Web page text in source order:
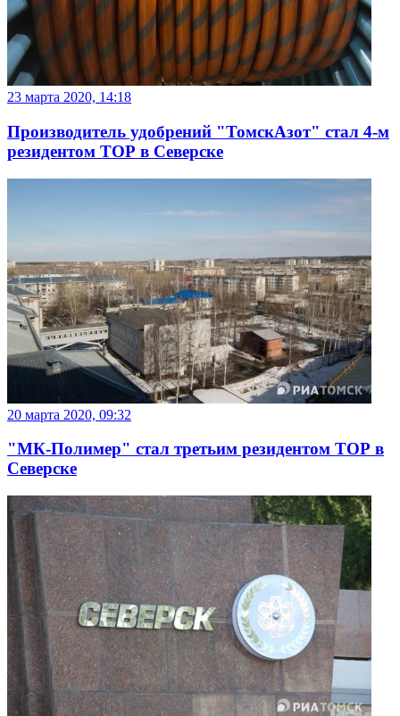
23 марта 2020, 14:18
Производитель удобрений "ТомскАзот" стал 4-м
резидентом ТОР в Северске
20 марта 2020, 09:32
"МК-Полимер" стал третьим резидентом ТОР в
Северске